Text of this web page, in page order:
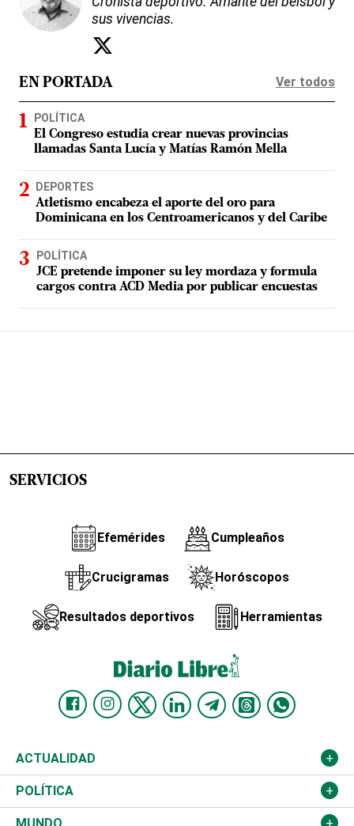
sus vivencias.
EN PORTADA Ver todos
POLÍTICA
El Congreso estudia crear nuevas provincias
llamadas Santa Lucía y Matías Ramón Mella
DEPORTES
Atletismo encabeza el aporte del oro para
Dominicana en los Centroamericanos y del Caribe
POLÍTICA
JCE pretende imponer su ley mordaza y formula
cargos contra ACD Media por publicar encuestas
SERVICIOS
Efemérides Cumpleaños
Crucigramas Horóscopos
Resultados deportivos Herramientas
ACTUALIDAD
Nacional
Ciudad
POLÍTICA